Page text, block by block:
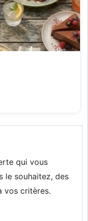
qui vous
le souhaitez, des
vos critères.